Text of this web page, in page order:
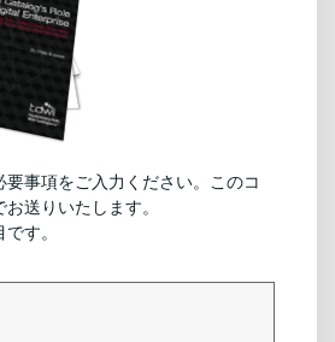
要事項をご入力ください。このコ
送りいたします。
す。